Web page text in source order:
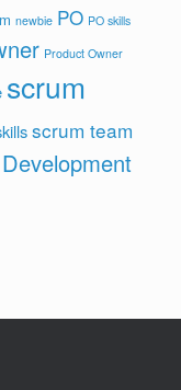
newbie PO PO skills
Product Owner
scrum
scrum team